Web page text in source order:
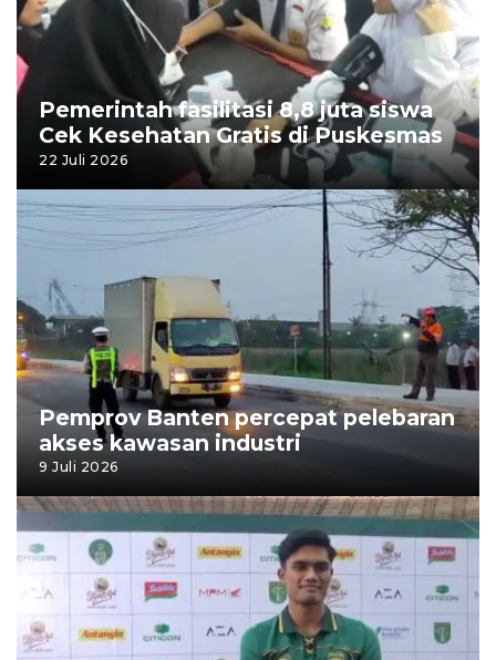
Pemerintah fasilitasi 8,8 juta siswa
Cek Kesehatan Gratis di Puskesmas
22 Juli 2026
Pemprov Banten percepat pelebaran
akses kawasan industri